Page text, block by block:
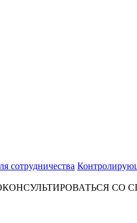
сотрудничества
СО